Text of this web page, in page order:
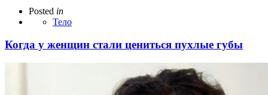
Posted in
Тело
Когда у женщин стали цениться пухлые губы